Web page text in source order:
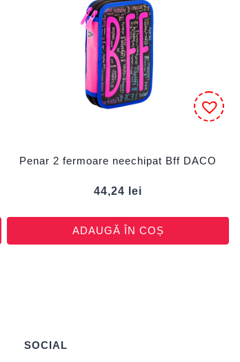
Penar 2 fermoare neechipat Bff DACO
44,24 lei
ADAUGĂ ÎN COȘ
SOCIAL